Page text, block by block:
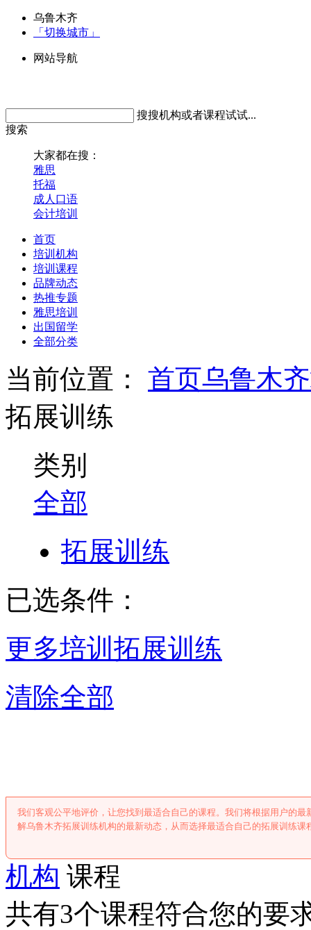
乌鲁木齐
「切换城市」
网站导航
搜搜机构或者课程试试...
搜索
大家都在搜：
雅思
托福
成人口语
会计培训
首页
培训机构
培训课程
品牌动态
热推专题
雅思培训
出国留学
全部分类
当前位置： 首页乌鲁木
拓展训练
类别
全部
拓展训练
已选条件：
更多培训 拓展训练
清除全部
我们客观公平地评价，让您找到最适合自己的课程。我们将根据用户的
解乌鲁木齐拓展训练机构的最新动态，从而选择最适合自己的拓展训练课
机构 课程
共有3个课程符合您的要